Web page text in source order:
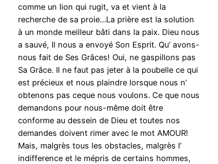
comme un lion qui rugit, va et vient à la
recherche de sa proie…La prière est la solution
à un monde meilleur bâti dans la paix. Dieu nous
a sauvé, Il nous a envoyé Son Esprit. Qu’ avons-
nous fait de Ses Grâces! Oui, ne gaspillons pas
Sa Grâce. Il ne faut pas jeter à la poubelle ce qui
est précieux et nous plaindre lorsque nous n’
obtenons pas ceque nous voulons. Ce que nous
demandons pour nous-même doit être
conforme au dessein de Dieu et toutes nos
demandes doivent rimer avec le mot AMOUR!
Mais, malgrès tous les obstacles, malgrès l’
indifference et le mépris de certains hommes,